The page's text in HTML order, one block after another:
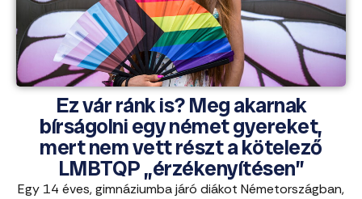
Ez vár ránk is? Meg akarnak
bírságolni egy német gyereket,
mert nem vett részt a kötelező
LMBTQP „érzékenyítésen”
Egy 14 éves, gimnáziumba járó diákot Németországban,